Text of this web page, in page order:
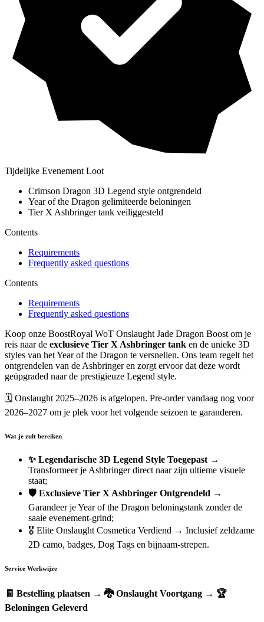
Tijdelijke Evenement Loot
Crimson Dragon 3D Legend style ontgrendeld
Year of the Dragon gelimiteerde beloningen
Tier X Ashbringer tank veiliggesteld
Contents
Requirements
Frequently asked questions
Contents
Requirements
Frequently asked questions
Koop onze BoostRoyal WoT Onslaught Jade Dragon Boost om je
reis naar de exclusieve Tier X Ashbringer tank en de unieke 3D
styles van het Year of the Dragon te versnellen. Ons team regelt het
ontgrendelen van de Ashbringer en zorgt ervoor dat deze wordt
geüpgraded naar de prestigieuze Legend style.
🗓️ Onslaught 2025–2026 is afgelopen. Pre-order vandaag nog voor
2026–2027 om je plek voor het volgende seizoen te garanderen.
Wat je zult bereiken
✨ Legendarische 3D Legend Style Toegepast→
Transformeer je Ashbringer direct naar zijn ultieme visuele
staat;
🛡️ Exclusieve Tier X Ashbringer Ontgrendeld →
Garandeer je Year of the Dragon beloningstank zonder de
saaie evenement-grind;
🎖️ Elite Onslaught Cosmetica Verdiend → Inclusief zeldzame
2D camo, badges, Dog Tags en bijnaam-strepen.
Service Werkwijze
🧾 Bestelling plaatsen → 🐉 Onslaught Voortgang → 🏆
Beloningen Geleverd